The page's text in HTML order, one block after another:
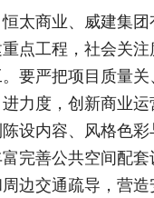
太商业、威建集
点工程，社会关
要严把项目质量
力度，创新商业
设内容、风格色
完善公共空间配
边交通疏导，营